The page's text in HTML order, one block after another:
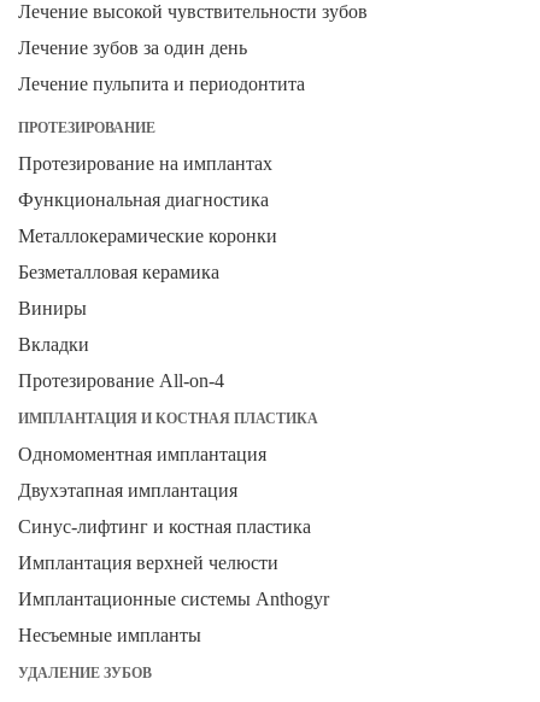
Лечение высокой чувствительности зубов
Лечение зубов за один день
Лечение пульпита и периодонтита
ПРОТЕЗИРОВАНИЕ
Протезирование на имплантах
Функциональная диагностика
Металлокерамические коронки
Безметалловая керамика
Виниры
Вкладки
Протезирование All-on-4
ИМПЛАНТАЦИЯ И КОСТНАЯ ПЛАСТИКА
Одномоментная имплантация
Двухэтапная имплантация
Синус-лифтинг и костная пластика
Имплантация верхней челюсти
Имплантационные системы Anthogyr
Несъемные импланты
УДАЛЕНИЕ ЗУБОВ